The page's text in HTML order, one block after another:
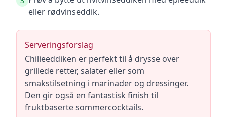
eller rødvinseddik.
Serveringsforslag
Chilieeddiken er perfekt til å drysse over
grillede retter, salater eller som
smakstilsetning i marinader og dressinger.
Den gir også en fantastisk finish til
fruktbaserte sommercocktails.